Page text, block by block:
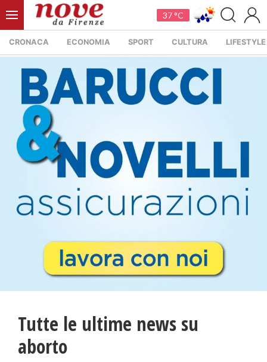
37 °C
CRONACA ECONOMIA SPORT CULTURA LIFESTYLE
Tutte le ultime news su
aborto